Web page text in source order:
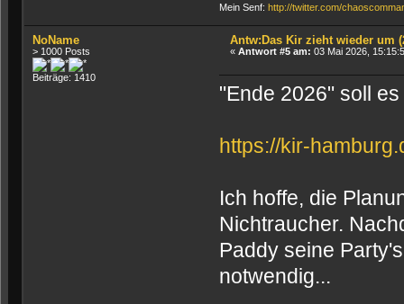
Mein Senf: http://twitter.com/
NoName
> 1000 Posts
Beiträge: 1410
Antw:Das Kir zieht wieder um
«Antwort #5 am: 03 Mai 2026,
"Ende 2026" soll
https://kir-
Ich hoffe, die
Nichtraucher.
Paddy seine
notwendig...